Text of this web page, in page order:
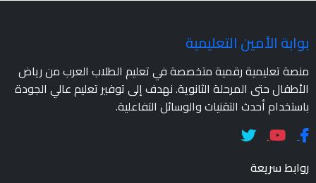
بوابة الأمين التعليمية
منصة تعليمية رقمية متخصصة في تعليم الطلاب العرب من رياض
الأطفال حتى المرحلة الثانوية. نهدف إلى توفير تعليم عالي الجودة
باستخدام أحدث التقنيات والوسائل التفاعلية.
روابط سريعة